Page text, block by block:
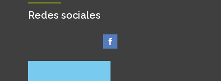
Redes sociales